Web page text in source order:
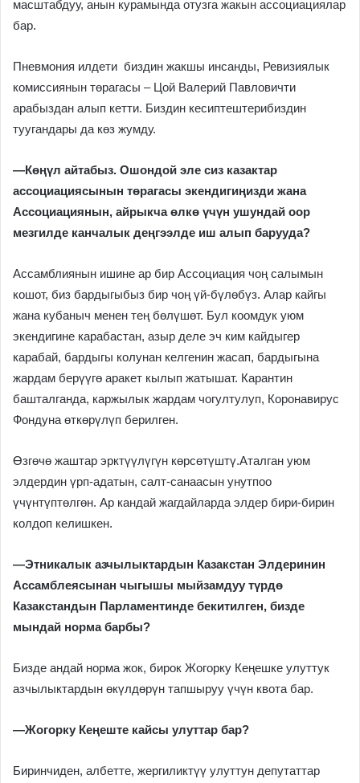
масштабдуу, анын курамында отузга жакын ассоциациялар
бар.
Пневмония илдети биздин жакшы инсанды, Ревизиялык
комиссиянын төрагасы – Цой Валерий Павловичти
арабыздан алып кетти. Биздин кесиптештерибиздин
туугандары да көз жумду.
—Көңүл айтабыз. Ошондой эле сиз казактар
ассоциациясынын төрагасы экендигиңизди жана
Ассоциациянын, айрыкча өлкө үчүн ушундай оор
мезгилде канчалык деңгээлде иш алып барууда?
Ассамблиянын ишине ар бир Ассоциация чоң салымын
кошот, биз бардыгыбыз бир чоң үй-бүлөбүз. Алар кайгы
жана кубаныч менен тең бөлүшөт. Бул коомдук уюм
экендигине карабастан, азыр деле эч ким кайдыгер
карабай, бардыгы колунан келгенин жасап, бардыгына
жардам берүүгө аракет кылып жатышат. Карантин
башталганда, каржылык жардам чогултулуп, Коронавирус
Фондуна өткөрүлүп берилген.
Өзгөчө жаштар эрктүүлүгүн көрсөтүштү.Аталган уюм
элдердин үрп-адатын, салт-санаасын унутпоо
үчүнтүптөлгөн. Ар кандай жагдайларда элдер бири-бирин
колдоп келишкен.
—Этникалык азчылыктардын Казакстан Элдеринин
Ассамблеясынан чыгышы мыйзамдуу түрдө
Казакстандын Парламентинде бекитилген, бизде
мындай норма барбы?
Бизде андай норма жок, бирок Жогорку Кеңешке улуттук
азчылыктардын өкүлдөрүн тапшыруу үчүн квота бар.
—Жогорку Кеңеште кайсы улуттар бар?
Биринчиден, албетте, жергиликтүү улуттун депутаттар